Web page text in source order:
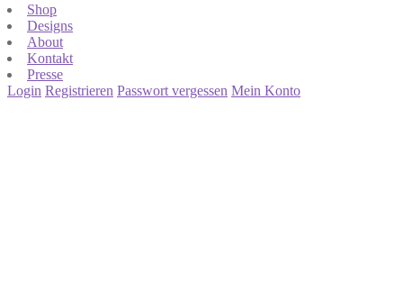
Shop
Designs
About
Kontakt
Presse
Login Registrieren Passwort vergessen Mein Konto